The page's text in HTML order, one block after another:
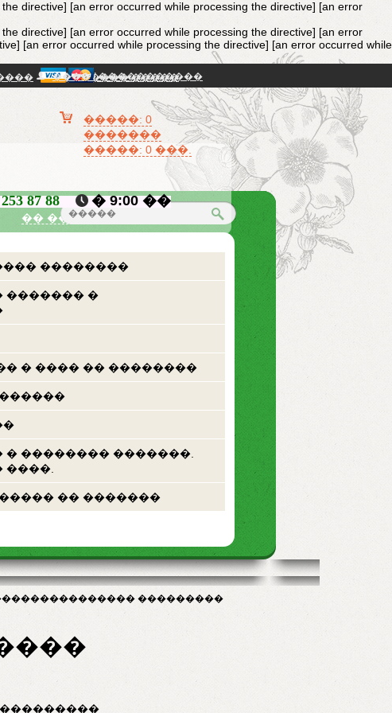
directive] [an error occurred while processing the directive] [an error
directive] [an error occurred while processing the directive] [an error
[an error occurred while processing the directive] [an error occurred while
�������� �����
���� / �����������
�����: 0
�������
�����: 0 ���.
87 88
� 9:00 ��
�� �������
��������
������� �
� ���� �� ��������
�������� �������.
����.
�� �������
���������